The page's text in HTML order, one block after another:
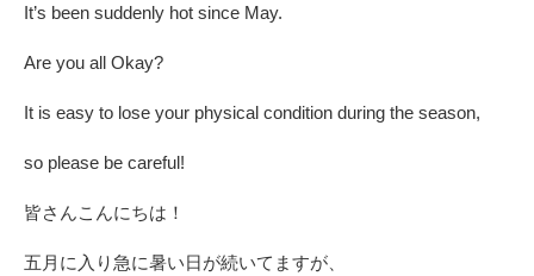
It’s been suddenly hot since May.
Are you all Okay?
It is easy to lose your physical condition during the season,
so please be careful!
皆さんこんにちは！
五月に入り急に暑い日が続いてますが、